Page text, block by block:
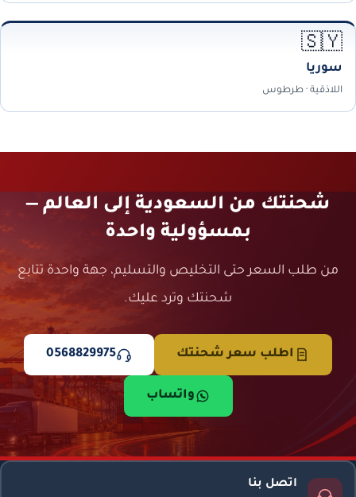
🇸🇾
سوريا
اللاذقية · طرطوس
شحنتك من السعودية إلى العالم —
بمسؤولية واحدة
من طلب السعر حتى التخليص والتسليم، جهة واحدة تتابع
شحنتك وترد عليك.
اطلب سعر شحنتك 0568829975
واتساب
اتصل بنا